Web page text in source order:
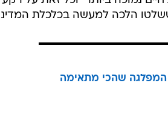
ששלטו הלכה למעשה בכלכלת
שהכי מתאימה